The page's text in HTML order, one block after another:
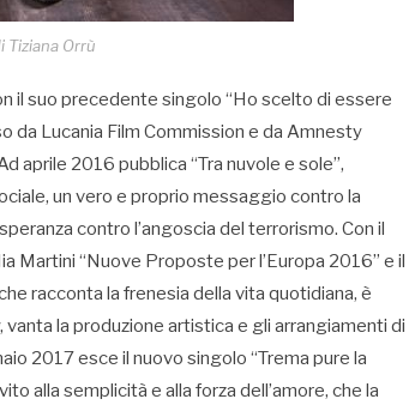
Tiziana Orrù
il suo precedente singolo “Ho scelto di essere
da Lucania Film Commission e da Amnesty
aprile 2016 pubblica “Tra nuvole e sole”,
un vero e proprio messaggio contro la
contro l’angoscia del terrorismo. Con il
Martini “Nuove Proposte per l’Europa 2016” e il
racconta la frenesia della vita quotidiana, è
la produzione artistica e gli arrangiamenti di
2017 esce il nuovo singolo “Trema pure la
alla semplicità e alla forza dell’amore, che la